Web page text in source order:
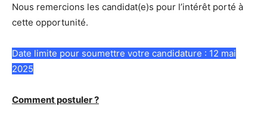
Nous remercions les candidat(e)s pour l’intérêt porté à
cette opportunité.
Date limite pour soumettre votre candidature : 12 mai
2025
Comment postuler ?